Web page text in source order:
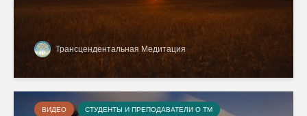
Трансцендентальная Медитация
ВИДЕО СТУДЕНТЫ И ПРЕПОДАВАТЕЛИ О ТМ